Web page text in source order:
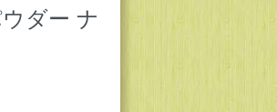
ダー ナ